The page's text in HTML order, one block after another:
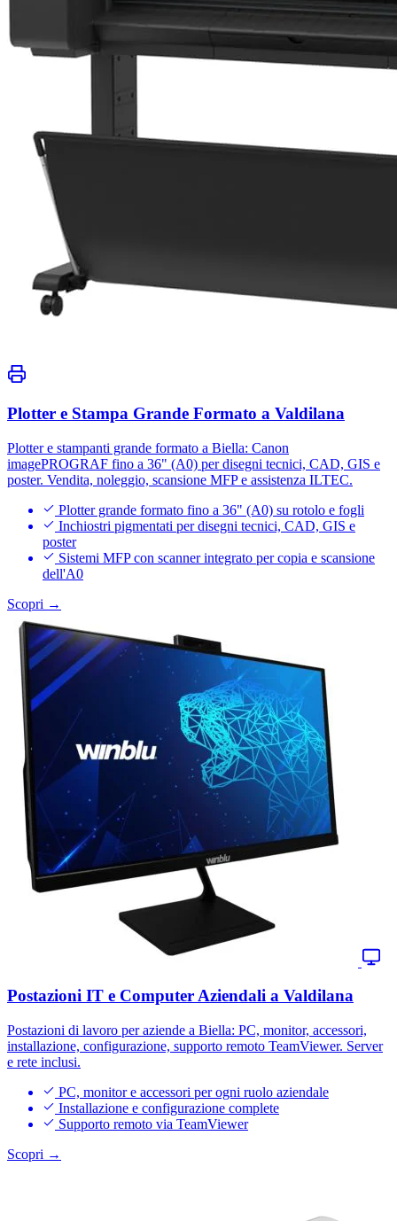
Plotter e Stampa Grande Formato a Valdilana
Plotter e stampanti grande formato a Biella: Canon
imagePROGRAF fino a 36" (A0) per disegni tecnici, CAD, GIS e
poster. Vendita, noleggio, scansione MFP e assistenza ILTEC.
Plotter grande formato fino a 36" (A0) su rotolo e fogli
Inchiostri pigmentati per disegni tecnici, CAD, GIS e
poster
Sistemi MFP con scanner integrato per copia e scansione
dell'A0
Scopri →
Postazioni IT e Computer Aziendali a Valdilana
Postazioni di lavoro per aziende a Biella: PC, monitor, accessori,
installazione, configurazione, supporto remoto TeamViewer. Server
e rete inclusi.
PC, monitor e accessori per ogni ruolo aziendale
Installazione e configurazione complete
Supporto remoto via TeamViewer
Scopri →